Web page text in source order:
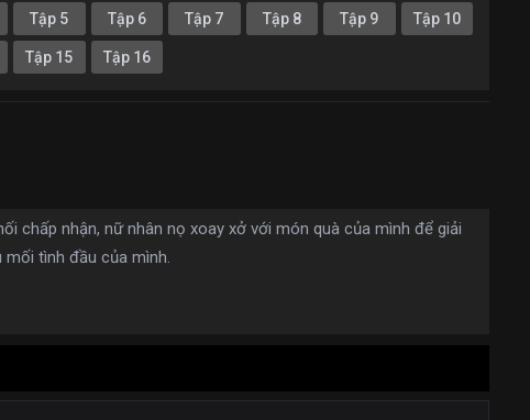
Tập 5 Tập 6 Tập 7 Tập 8 Tập 9 Tập 10
Tập 15 Tập 16
chấp nhận, nữ nhân nọ xoay xở với món quà của mình để giải
tình đầu của mình.